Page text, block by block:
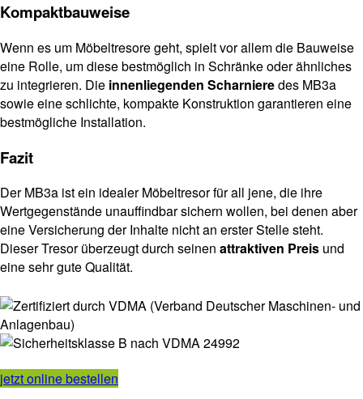
Kompaktbauweise
Wenn es um Möbeltresore geht, spielt vor allem die Bauweise
eine Rolle, um diese bestmöglich in Schränke oder ähnliches
zu integrieren. Die innenliegenden Scharnieredes MB3a
sowie eine schlichte, kompakte Konstruktion garantieren eine
bestmögliche Installation.
Fazit
Der MB3a ist ein idealer Möbeltresor für all jene, die ihre
Wertgegenstände unauffindbar sichern wollen, bei denen aber
eine Versicherung der Inhalte nicht an erster Stelle steht.
Dieser Tresor überzeugt durch seinen attraktiven Preis und
eine sehr gute Qualität.
jetzt online bestellen